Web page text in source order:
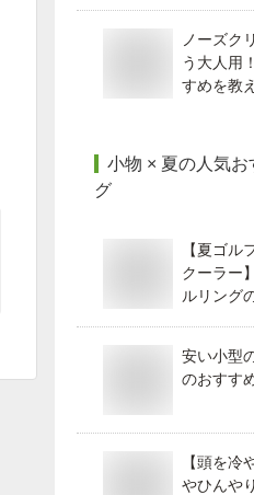
ノーズク
う大人用
すめを教
小物 × 夏の人気お
グ
【夏ゴル
クーラー
ルリング
安い小型
のおすす
【頭を冷
やひんや